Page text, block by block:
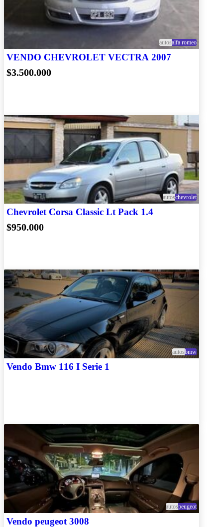
autosalfa romeo
VENDO CHEVROLET VECTRA 2007
$3.500.000
autoschevrolet
Chevrolet Corsa Classic Lt Pack 1.4
$950.000
autosbmw
Vendo Bmw 116 I Serie 1
autospeugeot
Vendo peugeot 3008